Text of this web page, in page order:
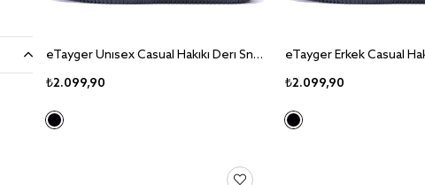
eTayger Unisex Casual Hakiki Deri Sneaker Ayakkabı E-3082
₺2.099,90
₺2.099,90